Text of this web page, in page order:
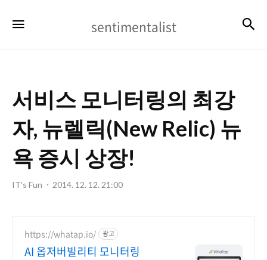
sentimentalist
서비스 모니터링의 최강
자, 뉴렐릭(New Relic) 뉴
욕 증시 상장!
IT's Fun 2014. 12. 12. 21:00
https://whatap.io/ 광고
AI 옵저버빌리티 모니터링